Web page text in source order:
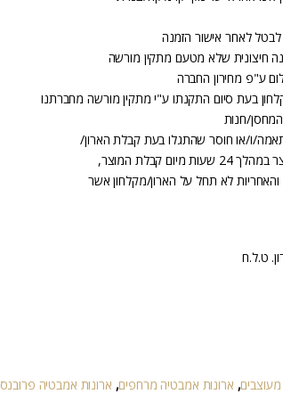
לבטל לאחר אישור הזמנה
חיצונית שלא מטעם מתקין מורשה
ע"פ מחירון החברה
בעת סיום התקנתו ע"י מתקין מורשה מחברתנו
חנות
ו/או חוסר שהתגלו בעת קבלת הארון/
קבלת המוצר,
לא תחל על הארון/מקלחון אשר
, ארונות אמבטיה מרחפים, ארונות אמבטיה פרובנס